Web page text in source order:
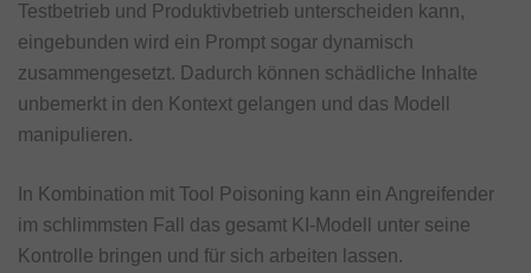
Testbetrieb und Produktivbetrieb unterscheiden kann,
eingebunden wird ein Prompt sogar dynamisch
zusammengesetzt. Dadurch können schädliche Inhalte
unbemerkt in den Kontext gelangen und das Modell
manipulieren.
In Kombination mit Tool Poisoning kann ein Angreifender
im schlimmsten Fall das gesamt KI-Modell unter seine
Kontrolle bringen und für sich arbeiten lassen.